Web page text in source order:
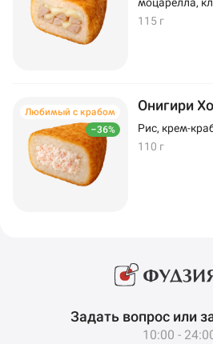
115 г
–36%
Любимый с крабом Онигири
Рис, крем-
110 г
Задать вопрос или
10:00 -